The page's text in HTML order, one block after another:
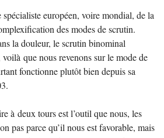
européen, voire mondial, de la
des modes de scrutin.
la douleur, le scrutin binominal
que nous revenons sur le mode de
fonctionne plutôt bien depuis sa
à deux tours est l’outil que nous, les
pas parce qu’il nous est favorable, mais